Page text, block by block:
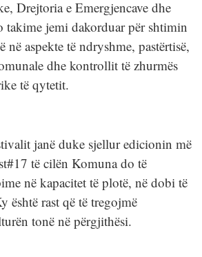
Drejtoria e Emergjencave dhe
jemi dakorduar për shtimin
në aspekte të ndryshme, pastërtisë,
dhe kontrollit të zhurmës
të qytetit.
janë duke sjellur edicionin më
të cilën Komuna do të
në kapacitet të plotë, në dobi të
është rast që të tregojmë
tonë në përgjithësi.